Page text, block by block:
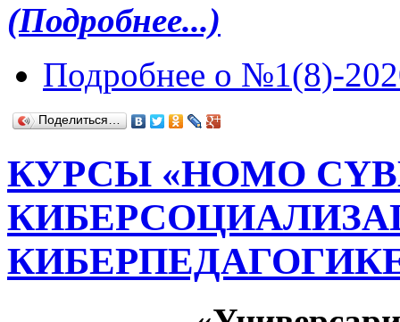
(Подробнее...)
Подробнее о №1(8)-
Поделиться…
КУРСЫ «HOMO